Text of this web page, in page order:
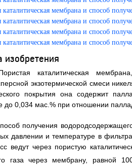
изобретения
каталитическая
экзотермической смеси
покрытия она содержит
до 0,034 мас.% при отношении
получения
давлении и температуре в
ведут через пористую
газа через мембрану, равной